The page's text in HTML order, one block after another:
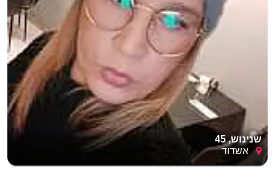
שנינוש, 45
אשדוד